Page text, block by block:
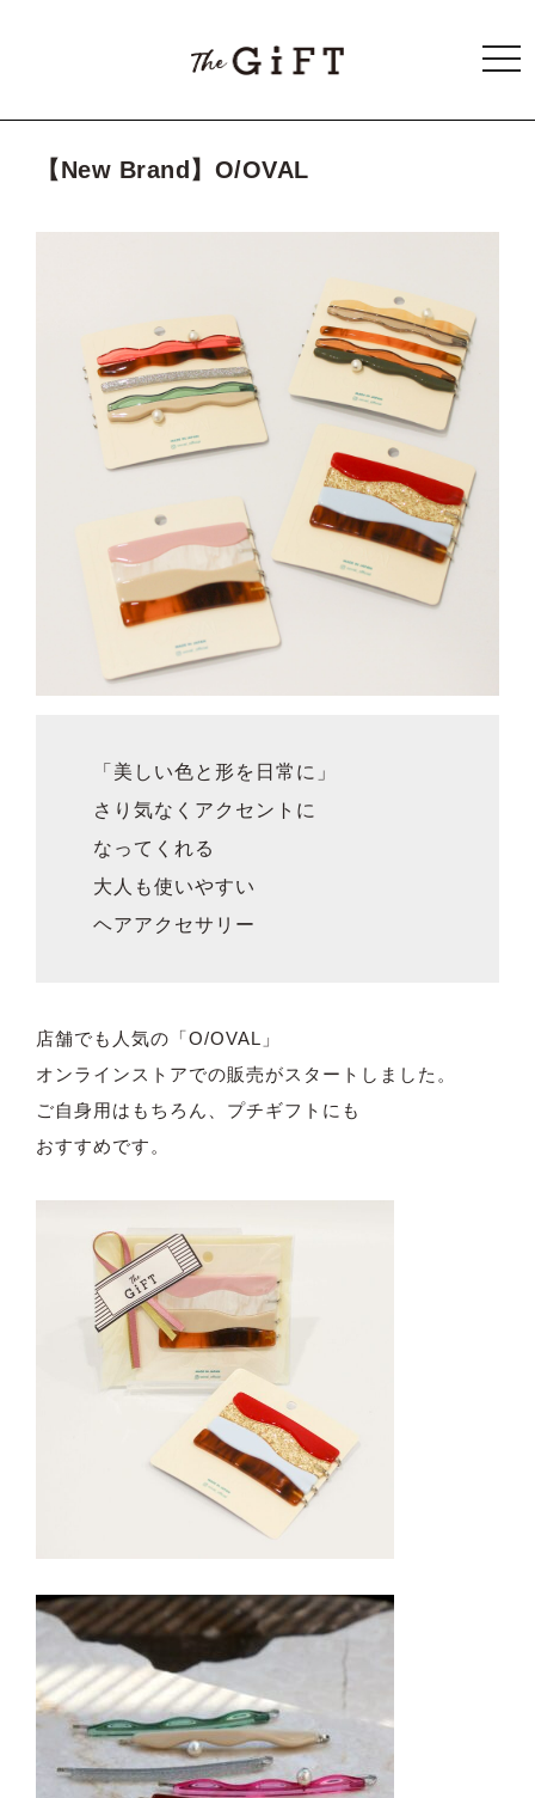
【New Brand】O/OVAL
「美しい色と形を日常に」
さり気なくアクセントに
なってくれる
大人も使いやすい
ヘアアクセサリー
店舗でも人気の「O/OVAL」
オンラインストアでの販売がスタートしました。
ご自身用はもちろん、プチギフトにも
おすすめです。